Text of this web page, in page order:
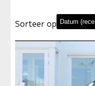
Sorteer op